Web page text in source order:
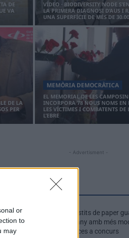
or
to
may
DE
VA
VÍDEO · BIODIVERSITY NODE
LA PRIMERA DIAGNOSI D’AUS I
UNA SUPERFÍCIE DE MÉS DE
DE LA
PER
MEMÒRIA DEMOCRÀTICA
EL MEMORIAL DE LES
INCORPORA 78 NOUS NOMS EN
LES VÍCTIMES I COMBATENTS DE
L’EBRE
- Advertisment -
Els vestits de paper
enguany amb més
40 peces a concurs